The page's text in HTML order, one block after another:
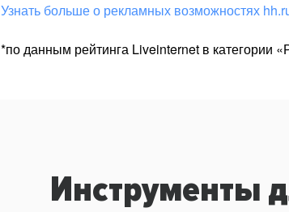
Узнать больше о рекламных возможностях
*по данным рейтинга Liveinternet в категории
Инструменты